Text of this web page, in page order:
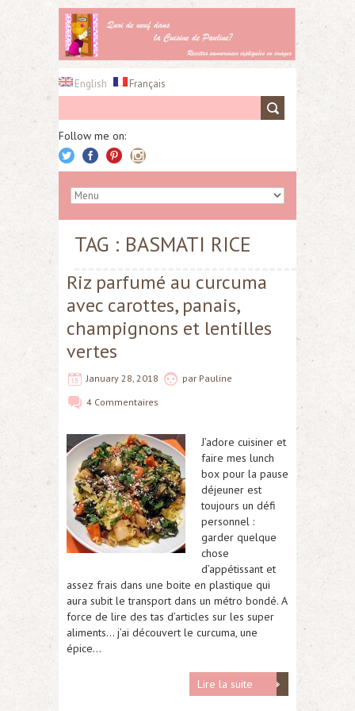
English Français
Follow me on:
TAG : BASMATI RICE
Riz parfumé au curcuma
avec carottes, panais,
champignons et lentilles
vertes
January 28, 2018 par Pauline
4 Commentaires
J’adore cuisiner et
faire mes lunch
box pour la pause
déjeuner est
toujours un défi
personnel :
garder quelque
chose
d’appétissant et
assez frais dans une boite en plastique qui
aura subit le transport dans un métro bondé. A
force de lire des tas d’articles sur les super
aliments… j’ai découvert le curcuma, une
épice…
Lire la suite